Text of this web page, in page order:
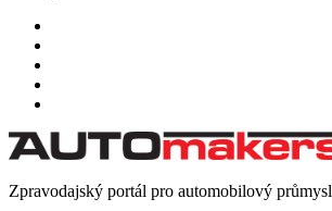
Zpravodajský portál pro automobilový průmysl